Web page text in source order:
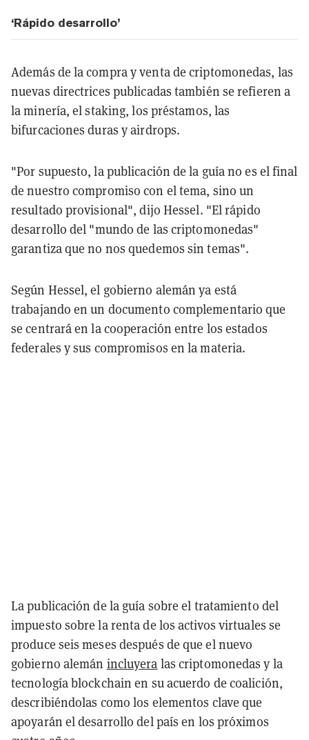
‘Rápido desarrollo’
Además de la compra y venta de criptomonedas, las
nuevas directrices publicadas también se refieren a
la minería, el staking, los préstamos, las
bifurcaciones duras y airdrops.
"Por supuesto, la publicación de la guía no es el final
de nuestro compromiso con el tema, sino un
resultado provisional", dijo Hessel. "El rápido
desarrollo del "mundo de las criptomonedas"
garantiza que no nos quedemos sin temas".
Según Hessel, el gobierno alemán ya está
trabajando en un documento complementario que
se centrará en la cooperación entre los estados
federales y sus compromisos en la materia.
La publicación de la guía sobre el tratamiento del
impuesto sobre la renta de los activos virtuales se
produce seis meses después de que el nuevo
gobierno alemán incluyera las criptomonedas y la
tecnología blockchain en su acuerdo de coalición,
describiéndolas como los elementos clave que
apoyarán el desarrollo del país en los próximos